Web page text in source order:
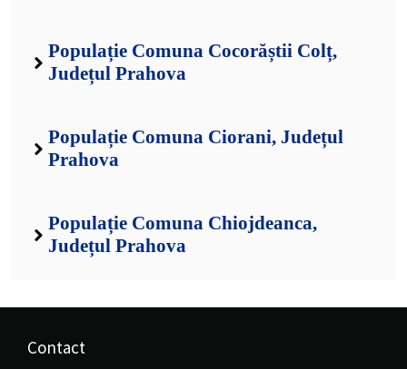
Populație Comuna Cocorăștii Colț,
Județul Prahova
Populație Comuna Ciorani, Județul
Prahova
Populație Comuna Chiojdeanca,
Județul Prahova
Contact